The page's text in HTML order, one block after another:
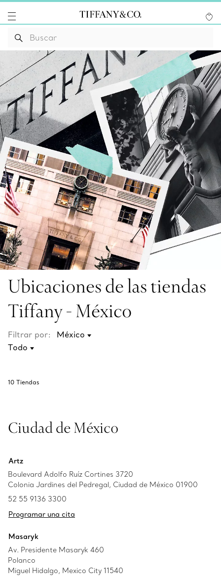
Ubicaciones de las tiendas
Tiffany - México
Filtrar por:
10 Tiendas
Ciudad de México
Artz
Boulevard Adolfo Ruíz Cortines 3720
Colonia Jardines del Pedregal, Ciudad de México 01900
52 55 9136 3300
Programar una cita
Masaryk
Av. Presidente Masaryk 460
Polanco
Miguel Hidalgo, Mexico City 11540